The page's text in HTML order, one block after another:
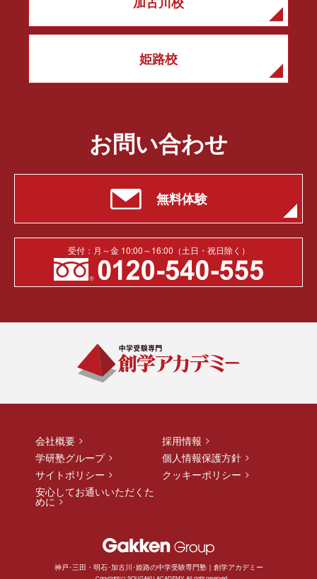
姫路校
お問い合わせ
無料体験
受付：月～金 10:00～16:00（土日・祝日除く）
会社概要
採用情報
学研塾グループ
個人情報保護方針
サイトポリシー
クッキーポリシー
安心してお通いいただくた
めに
神戸･三田・明石･加古川･姫路の中学受験専門塾｜創学アカデミー